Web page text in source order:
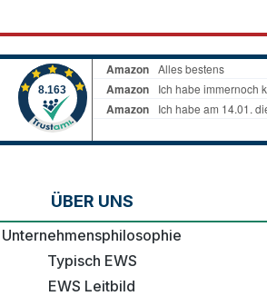
ÜBER UNS
Unternehmensphilosophie
Typisch EWS
EWS Leitbild